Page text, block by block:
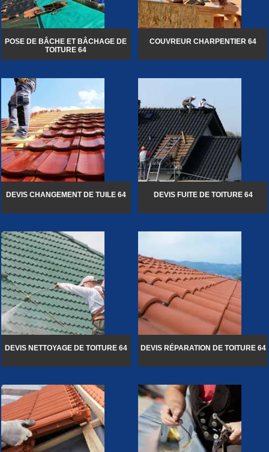
POSE DE BÂCHE ET BÂCHAGE DE
TOITURE 64
COUVREUR CHARPENTIER 64
DEVIS CHANGEMENT DE TUILE 64 DEVIS FUITE DE TOITURE 64
DEVIS NETTOYAGE DE TOITURE 64 DEVIS RÉPARATION DE TOITURE 64